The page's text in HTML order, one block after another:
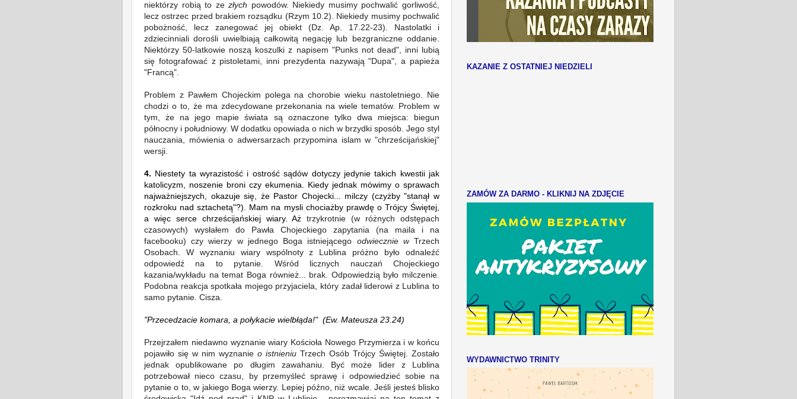
niektórzy robią to zezłych powodów. Niekiedy musimy pochwalić gorliwość,
lecz ostrzec przed brakiem rozsądku (Rzym 10.2). Niekiedy musimy pochwalić
pobożność, lecz zanegować jej obiekt (Dz. Ap. 17.22-23). Nastolatki i
zdziecinniali dorośli uwielbiają całkowitą negację lub bezgraniczne oddanie.
Niektórzy 50-latkowie noszą koszulki z napisem "Punks not dead", inni lubią
się fotografować z pistoletami, inni prezydenta nazywają "Dupa", a papieża
"Francą".
Problem z Pawłem Chojeckim polega na chorobie wieku nastoletniego. Nie
chodzi o to, że ma zdecydowane przekonania na wiele tematów. Problem w
tym, że na jego mapie świata są oznaczone tylko dwa miejsca: biegun
północny i południowy. W dodatku opowiada o nich w brzydki sposób. Jego styl
nauczania, mówienia o adwersarzach przypomina islam w "chrześcijańskiej"
wersji.
4. Niestety ta wyrazistość i ostrość sądów dotyczy jedynie takich kwestii jak
katolicyzm, noszenie broni czy ekumenia. Kiedy jednak mówimy o sprawach
najważniejszych, okazuje się, że Pastor Chojecki... milczy (czyżby "stanął w
rozkroku nad sztachetą"?). Mam na mysli chociażby prawdę o Trójcy Świętej,
a więc serce chrześcijańskiej wiary. Ażtrzykrotnie (w różnych odstępach
czasowych) wysłałem do Pawła Chojeckiego zapytania (na maila i na
facebooku)czy wierzy w jednego Boga istniejącego odwiecznie wTrzech
Osobach. W wyznaniu wiary wspólnoty z Lublina próżno było odnaleźć
odpowiedź na to pytanie. Wśród licznych nauczań Chojeckiego
kazania/wykładu na temat Boga również... brak. Odpowiedzią było milczenie.
Podobna reakcja spotkała mojego przyjaciela, który zadał liderowi z Lublina to
samo pytanie. Cisza.
"Przecedzacie komara, a połykacie wielbłąda!" (Ew. Mateusza 23.24)
Przejrzałem niedawno wyznanie wiary Kościoła Nowego Przymierza i w końcu
pojawiło się w nim wyznanie o istnieniu Trzech Osób Trójcy Świętej. Zostało
jednak opublikowane po długim zawahaniu. Być może lider z Lublina
potrzebował nieco czasu, by przemyśleć sprawę i odpowiedzieć sobie na
pytanie o to, w jakiego Boga wierzy. Lepiej późno, niż wcale. Jeśli jesteś blisko
KAZANIE Z OSTATNIEJ NIEDZIELI
ZAMÓW ZA DARMO - KLIKNIJ NA ZDJĘCIE
WYDAWNICTWO TRINITY